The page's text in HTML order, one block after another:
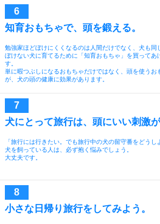
知育おもちゃで、頭を鍛える。
勉強家ほどぼけにくくなるのは人間だけでなく、犬も同
ぼけない犬に育てるために「知育おもちゃ」を買ってあ
す。
単に暇つぶしになるおもちゃだけではなく、頭を使うお
が、犬の頭の健康に効果があります。
犬にとって旅行は、頭にいい刺激が
「旅行には行きたい。でも旅行中の犬の留守番をどうし
犬を飼っている人は、必ず抱く悩みでしょう。
大丈夫です。
小さな日帰り旅行をしてみよう。